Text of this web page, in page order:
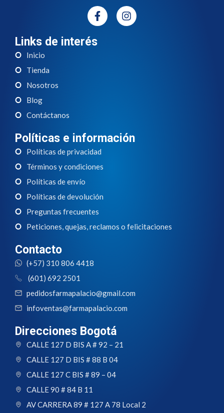
Links de interés
Inicio
Tienda
Nosotros
Blog
Contáctanos
Políticas e información
Políticas de privacidad
Términos y condiciones
Políticas de envío
Políticas de devolución
Preguntas frecuentes
Peticiones, quejas, reclamos o felicitaciones
Contacto
(+57) 310 806 4418
(601) 692 2501
pedidosfarmapalacio@gmail.com
infoventas@farmapalacio.com
Direcciones Bogotá
CALLE 127 D BIS A # 92 – 21
CALLE 127 D BIS # 88 B 04
CALLE 127 C BIS # 89 – 04
CALLE 90 # 84 B 11
AV CARRERA 89 # 127 A 78 Local 2